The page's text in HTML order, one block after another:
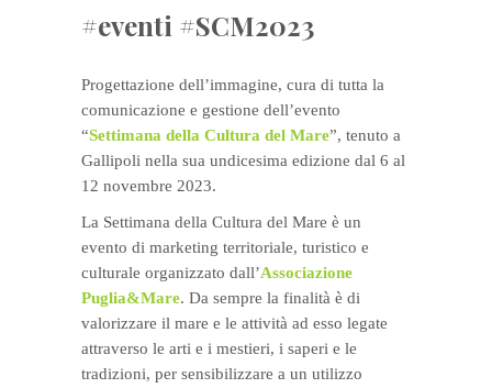
#eventi #SCM2023
Progettazione dell’immagine, cura di tutta la
comunicazione e gestione dell’evento
“Settimana della Cultura del Mare”, tenuto a
Gallipoli nella sua undicesima edizione dal 6 al
12 novembre 2023.
La Settimana della Cultura del Mare è un
evento di marketing territoriale, turistico e
culturale organizzato dall’Associazione
Puglia&Mare. Da sempre la finalità è di
valorizzare il mare e le attività ad esso legate
attraverso le arti e i mestieri, i saperi e le
tradizioni, per sensibilizzare a un utilizzo